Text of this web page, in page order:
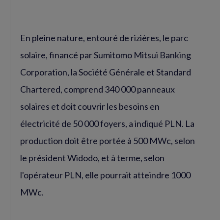
En pleine nature, entouré de rizières, le parc
solaire, financé par Sumitomo Mitsui Banking
Corporation, la Société Générale et Standard
Chartered, comprend 340 000 panneaux
solaires et doit couvrir les besoins en
électricité de 50 000 foyers, a indiqué PLN. La
production doit être portée à 500 MWc, selon
le président Widodo, et à terme, selon
l'opérateur PLN, elle pourrait atteindre 1000
MWc.